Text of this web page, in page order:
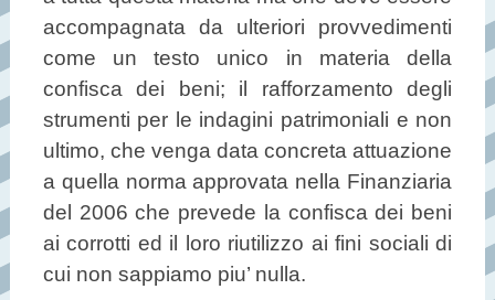
accompagnata da ulteriori provvedimenti
come un testo unico in materia della
confisca dei beni; il rafforzamento degli
strumenti per le indagini patrimoniali e non
ultimo, che venga data concreta attuazione
a quella norma approvata nella Finanziaria
del 2006 che prevede la confisca dei beni
ai corrotti ed il loro riutilizzo ai fini sociali di
cui non sappiamo piu’ nulla.